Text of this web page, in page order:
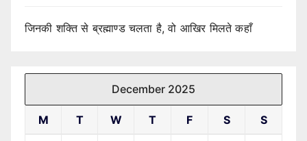
जिनकी शक्ति से ब्रह्माण्ड चलता है, वो आखिर मिलते कहाँ
December 2025
M T W T F S S